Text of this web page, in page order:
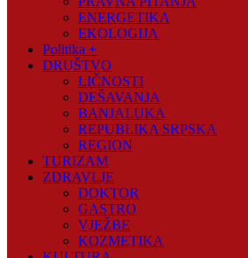
ENERGETIKA
EKOLOGIJA
Politika +
DRUŠTVO
LIČNOSTI
DEŠAVANJA
BANJALUKA
REPUBLIKA SRPSKA
REGION
TURIZAM
ZDRAVLJE
DOKTOR
GASTRO
VJEŽBE
KOZMETIKA